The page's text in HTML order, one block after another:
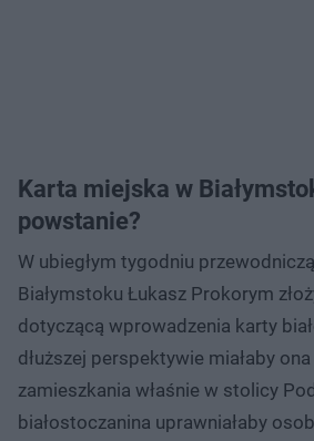
Karta miejska w
powstanie?
W ubiegłym tygodniu
Białymstoku Łukasz Prokorym
dotyczącą wprowadzenia karty
dłuższej perspektywie miałaby
zamieszkania właśnie w stolicy
białostoczanina uprawniałaby